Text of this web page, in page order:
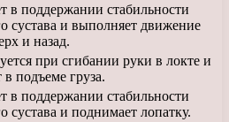
в поддержании стабильности
сустава и выполняет движение
и назад.
при сгибании руки в локте и
в подъеме груза.
в поддержании стабильности
сустава и поднимает лопатку.